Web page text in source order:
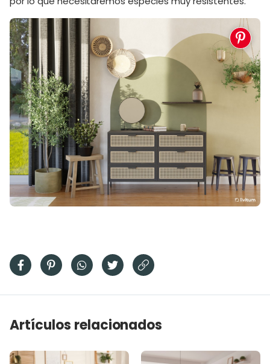
Artículos relacionados